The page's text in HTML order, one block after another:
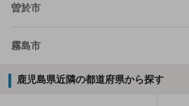
曽於市
霧島市
鹿児島県近隣の都道府県から探す